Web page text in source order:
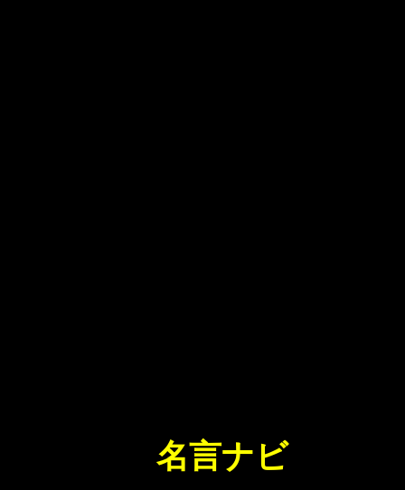
名言ナビ